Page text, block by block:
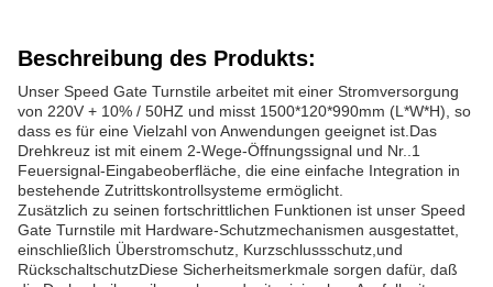
Beschreibung des Produkts:
Unser Speed Gate Turnstile arbeitet mit einer Stromversorgung
von 220V + 10% / 50HZ und misst 1500*120*990mm (L*W*H), so
dass es für eine Vielzahl von Anwendungen geeignet ist.Das
Drehkreuz ist mit einem 2-Wege-Öffnungssignal und Nr..1
Feuersignal-Eingabeoberfläche, die eine einfache Integration in
bestehende Zutrittskontrollsysteme ermöglicht.
Zusätzlich zu seinen fortschrittlichen Funktionen ist unser Speed
Gate Turnstile mit Hardware-Schutzmechanismen ausgestattet,
einschließlich Überstromschutz, Kurzschlussschutz,und
RückschaltschutzDiese Sicherheitsmerkmale sorgen dafür, daß